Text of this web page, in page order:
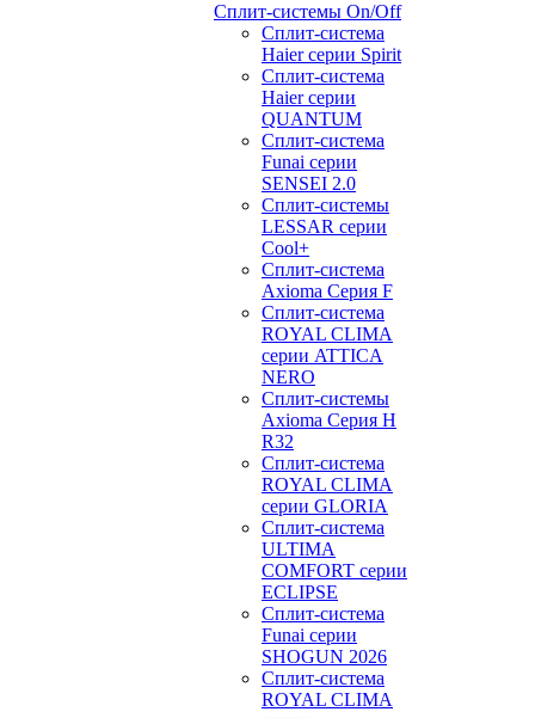
Сплит-системы On/Off
Сплит-система
Haier серии Spirit
Сплит-система
Haier серии
QUANTUM
Сплит-система
Funai серии
SENSEI 2.0
Сплит-системы
LESSAR серии
Cool+
Сплит-система
Axioma Серия F
Сплит-система
ROYAL CLIMA
серии ATTICA
NERO
Сплит-системы
Axioma Серия H
R32
Сплит-система
ROYAL CLIMA
серии GLORIA
Сплит-система
ULTIMA
COMFORT серии
ECLIPSE
Сплит-система
Funai серии
SHOGUN 2026
Сплит-система
ROYAL CLIMA